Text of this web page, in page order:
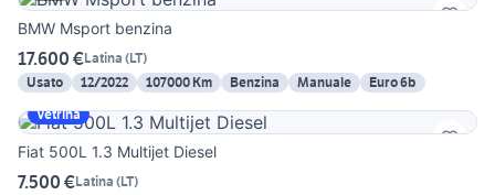
BMW Msport benzina
17.600 €Latina (LT)
Usato
12/2022 107000 Km Benzina Manuale
Euro 6b
Vetrina
Fiat 500L 1.3 Multijet Diesel
7.500 €Latina (LT)